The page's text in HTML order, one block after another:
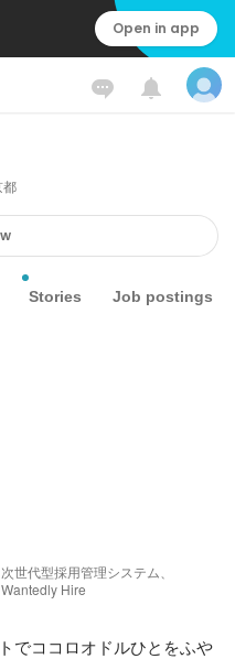
Open in app
都
Stories Job postings
次世代型採用管理システム、
Wantedly Hire
でココロオドルひとをふや